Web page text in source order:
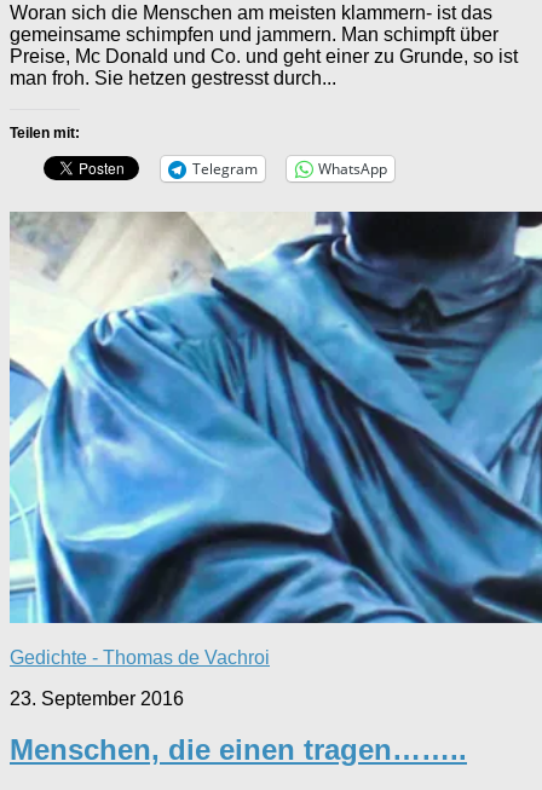
Woran sich die Menschen am meisten klammern- ist das
gemeinsame schimpfen und jammern. Man schimpft über
Preise, Mc Donald und Co. und geht einer zu Grunde, so ist
man froh. Sie hetzen gestresst durch...
Teilen mit:
Telegram WhatsApp
Gedichte - Thomas de Vachroi
23. September 2016
Menschen, die einen tragen……..